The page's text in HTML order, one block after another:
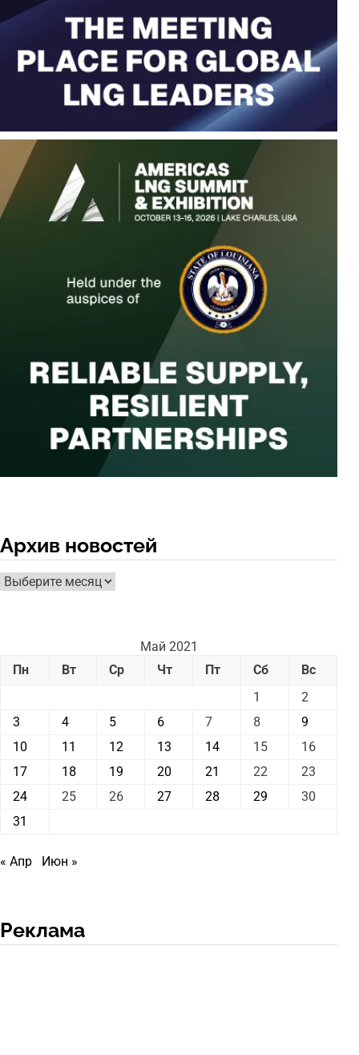
Архив новостей
Архив
новостей
Май 2021
Пн
Вт Ср Чт Пт Сб
Вс
1
2
3
4 5 6 7 8
9
10
11 12 13 14 15
16
17
18 19 20 21 22
23
24
25 26 27 28 29
30
31
« Апр Июн »
Реклама